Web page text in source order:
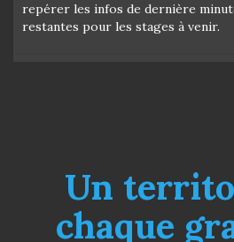
repérer les infos de dernière
restantes pour les stages à venir.
Un
chaque